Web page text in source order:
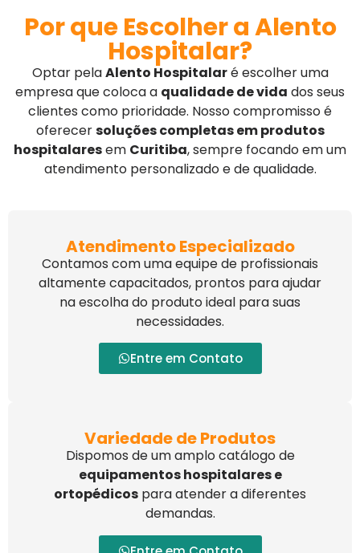
Por que Escolher a Alento
Hospitalar?
Optar pelaAlento Hospitalaré escolher uma
empresa que coloca a qualidade de vida dos seus
clientes como prioridade. Nosso compromisso é
oferecersoluções completas em produtos
hospitalaresem Curitiba, sempre focando em um
atendimento personalizado e de qualidade.
Atendimento Especializado
Contamos com uma equipe de profissionais
altamente capacitados, prontos para ajudar
na escolha do produto ideal para suas
necessidades.
Entre em Contato
Variedade de Produtos
Dispomos de um amplo catálogo de
equipamentos hospitalares e
ortopédicos para atender a diferentes
demandas.